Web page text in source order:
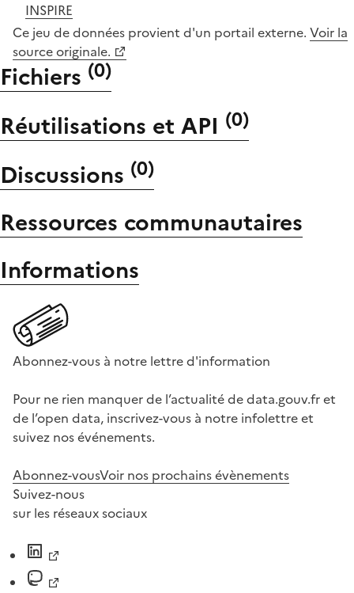
INSPIRE
Ce jeu de données provient d'un portail externe. Voir la
source originale.
Fichiers (0)
Réutilisations et API (0)
Discussions (0)
Ressources communautaires
Informations
Abonnez-vous à notre lettre d'information
Pour ne rien manquer de l’actualité de data.gouv.fr et
de l’open data, inscrivez-vous à notre infolettre et
suivez nos événements.
Abonnez-vousVoir nos prochains évènements
Suivez-nous
sur les réseaux sociaux